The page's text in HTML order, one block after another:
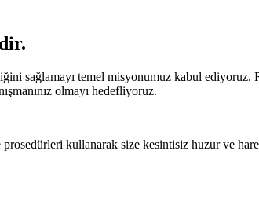
sağlamayı temel misyonumuz kabul
olmayı hedefliyoruz.
kullanarak size kesintisiz huzur ve